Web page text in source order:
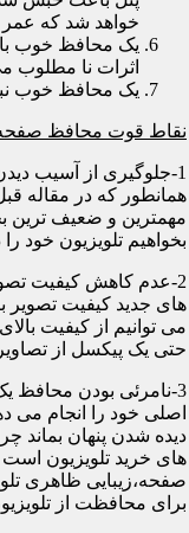
خواهد شد که عمر پنل را تا 30
اثرات نا مطلوب
یک محافظ خوب
نقاط قوت محافظ صفحه
1-جلوگیری از آسیب
همانطور که در مقاله
مهمترین و ضعیف ترین
بخواهیم تلویزیون خود را
2-عدم کاهش کیفیت
های جدید کیفیت تصویر
می توانیم از کیفیت
حتی یک پیکسل از
3-نامرئی بودن محافظ
اصلی خود را انجام می
دیده شدن پنهان بماند
های خرید تلویزیون
صفحه،زیبایی ظاهری
برای محافظت از